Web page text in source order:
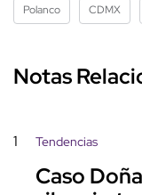
Polanco CDMX
Notas
1 Tendencias
Caso